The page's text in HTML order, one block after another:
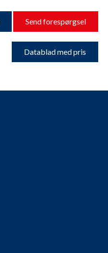
Send forespørgsel
Datablad med pris